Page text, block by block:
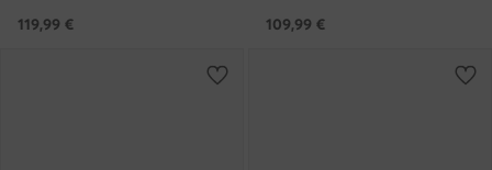
119,99 €
109,99 €